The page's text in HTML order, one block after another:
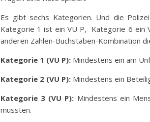
Es gibt sechs Kategorien. Und die
Kategorie 1 ist ein VU P, Kategorie 6 ein
anderen Zahlen-Buchstaben-Kombination
Kategorie 1 (VU P): Mindestens ein am
Kategorie 2 (VU P): Mindestens ein
Kategorie 3 (VU P): Mindestens ein
mussten.